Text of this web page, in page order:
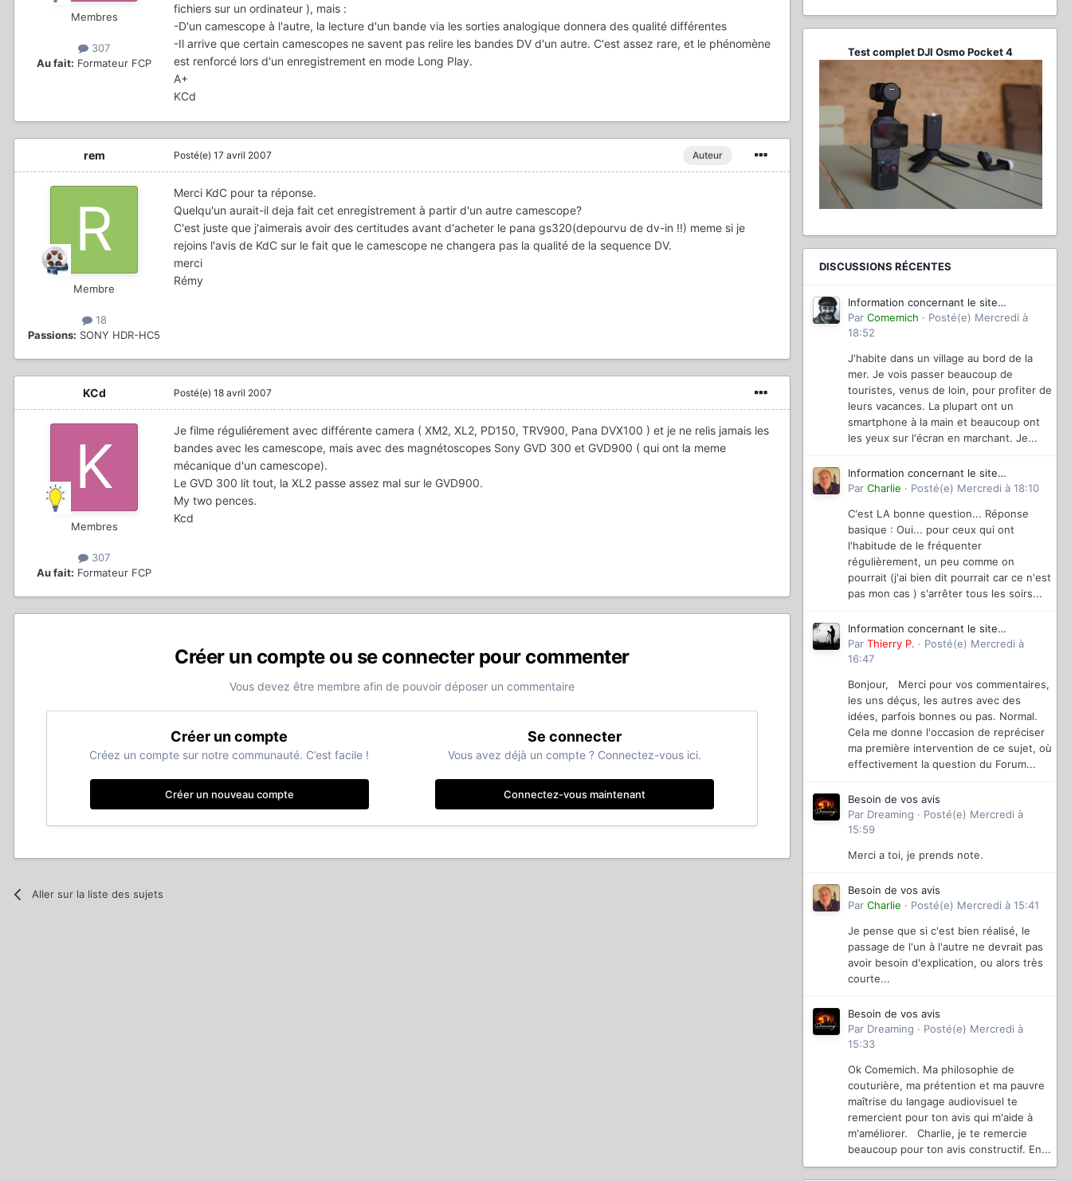
Membres
307
Au fait: Formateur FCP
fichiers sur un ordinateur ), mais :
-D'un camescope à l'autre, la lecture d'un bande via les sorties analogique donnera des qualité différentes
-Il arrive que certain camescopes ne savent pas relire les bandes DV d'un autre. C'est assez rare, et le phénomène
est renforcé lors d'un enregistrement en mode Long Play.
A+
KCd
rem
Membre
18
Passions: SONY HDR-HC5
Auteur
Posté(e) 17 avril 2007
Merci KdC pour ta réponse.
Quelqu'un aurait-il deja fait cet enregistrement à partir d'un autre camescope?
C'est juste que j'aimerais avoir des certitudes avant d'acheter le pana gs320(depourvu de dv-in !!) meme si je
rejoins l'avis de KdC sur le fait que le camescope ne changera pas la qualité de la sequence DV.
merci
Rémy
KCd
Membres
307
Au fait: Formateur FCP
Posté(e) 18 avril 2007
Je filme réguliérement avec différente camera ( XM2, XL2, PD150, TRV900, Pana DVX100 ) et je ne relis jamais les
bandes avec les camescope, mais avec des magnétoscopes Sony GVD 300 et GVD900 ( qui ont la meme
mécanique d'un camescope).
Le GVD 300 lit tout, la XL2 passe assez mal sur le GVD900.
My two pences.
Kcd
Créer un compte ou se connecter pour commenter
Vous devez être membre afin de pouvoir déposer un commentaire
Créer un compte
Créez un compte sur notre communauté. C’est facile !
Créer un nouveau compte
Se connecter
Vous avez déjà un compte ? Connectez-vous ici.
Connectez-vous maintenant
Aller sur la liste des sujets
Test complet DJI Osmo Pocket 4
DISCUSSIONS RÉCENTES
Information concernant le site
magazinevideo
Par Comemich · Posté(e) Mercredi à
18:52
J'habite dans un village au bord de la
mer. Je vois passer beaucoup de
touristes, venus de loin, pour profiter de
leurs vacances. La plupart ont un
smartphone à la main et beaucoup ont
les yeux sur l'écran en marchant. Je...
Information concernant le site
magazinevideo
Par Charlie · Posté(e) Mercredi à 18:10
C'est LA bonne question... Réponse
basique : Oui... pour ceux qui ont
l'habitude de le fréquenter
régulièrement, un peu comme on
pourrait (j'ai bien dit pourrait car ce n'est
pas mon cas ) s'arrêter tous les soirs...
Information concernant le site
magazinevideo
Par Thierry P. · Posté(e) Mercredi à
16:47
Bonjour, Merci pour vos commentaires,
les uns déçus, les autres avec des
idées, parfois bonnes ou pas. Normal.
Cela me donne l'occasion de repréciser
ma première intervention de ce sujet, où
effectivement la question du Forum...
Besoin de vos avis
Par Dreaming · Posté(e) Mercredi à
15:59
Merci a toi, je prends note.
Besoin de vos avis
Par Charlie · Posté(e) Mercredi à 15:41
Je pense que si c'est bien réalisé, le
passage de l'un à l'autre ne devrait pas
avoir besoin d'explication, ou alors très
courte...
Besoin de vos avis
Par Dreaming · Posté(e) Mercredi à
15:33
Ok Comemich. Ma philosophie de
couturière, ma prétention et ma pauvre
maîtrise du langage audiovisuel te
remercient pour ton avis qui m'aide à
m'améliorer. Charlie, je te remercie
beaucoup pour ton avis constructif. En...